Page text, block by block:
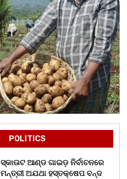
POLITICS
ସ୍କାଉଟ ଆଣ୍ଡ ଗାଇଡ଼ ନିର୍ବାଚନରେ
ମନ୍ତ୍ରୀ ଅଯଥା ହସ୍ତକ୍ଷେପ ବନ୍ଦ